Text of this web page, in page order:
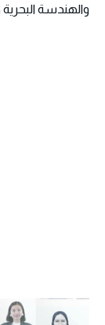
والهندسة